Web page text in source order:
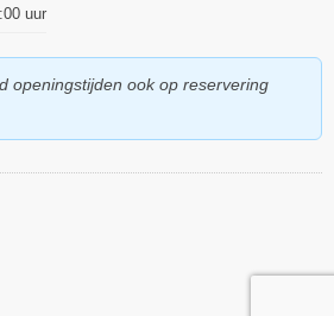
openingstijden ook op reservering